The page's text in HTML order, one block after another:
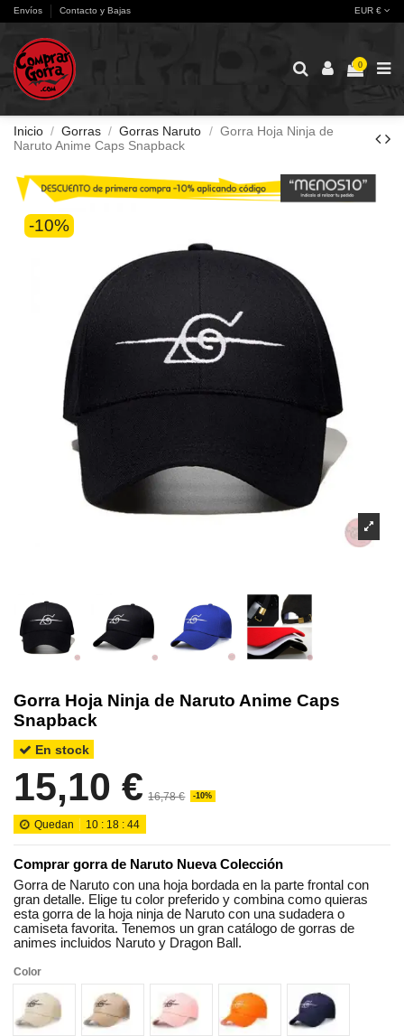
Envíos Contacto y Bajas EUR €
0
Inicio Gorras Gorras Naruto
Gorra Hoja Ninja de
Naruto Anime Caps Snapback
-10%
Gorra Hoja Ninja de Naruto Anime Caps
Snapback
En stock
15,10 € 16,78 € -10%
Quedan 10 : 18 :43
Comprar gorra de Naruto Nueva Colección
Gorra de Naruto con una hoja bordada en la parte frontal con
gran detalle. Elige tu color preferido y combina como quieras
esta gorra de la hoja ninja de Naruto con una sudadera o
camiseta favorita. Tenemos un gran catálogo de gorras de
animes incluidos Naruto y Dragon Ball.
Color
Beige
Khaki black Pink black Orange white Navy blue